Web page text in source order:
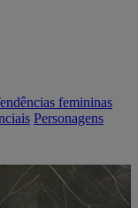
femininas
Personagens